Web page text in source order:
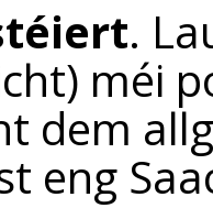
.
méi
dem
eng